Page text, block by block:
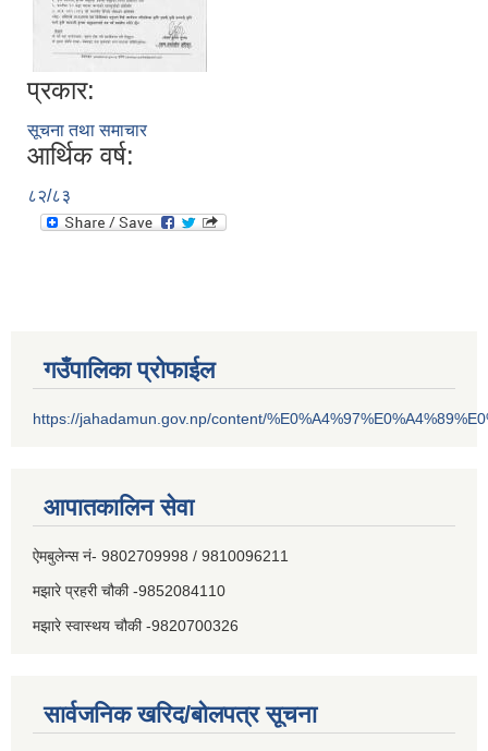
प्रकार:
सूचना तथा समाचार
आर्थिक वर्ष:
८२/८३
गउँपालिका प्रोफाईल
https://jahadamun.gov.np/content/
आपातकालिन सेवा
ऐमबुलेन्स नं- 9802709998 / 9810096211
मझारे प्रहरी चौकी -9852084110
मझारे स्वास्थय चौकी -9820700326
सार्वजनिक खरिद/बोलपत्र सूचना